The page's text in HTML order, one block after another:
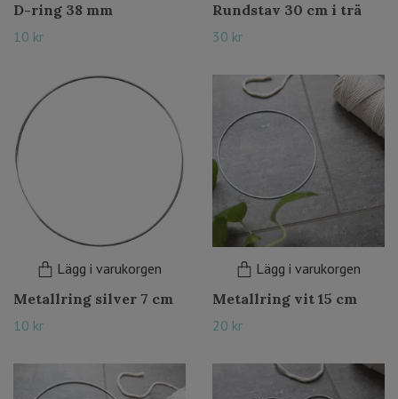
D-ring 38 mm
10 kr
Rundstav 30 cm i trä
30 kr
Lägg i varukorgen
Metallring silver 7 cm
10 kr
Lägg i varukorgen
Metallring vit 15 cm
20 kr